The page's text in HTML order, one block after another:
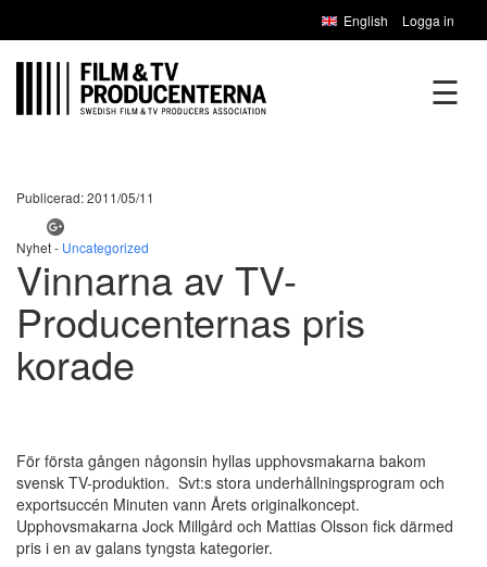
English Logga in
☰
Publicerad: 2011/05/11
Nyhet - Uncategorized
Vinnarna av TV-
Producenternas pris
korade
För första gången någonsin hyllas upphovsmakarna bakom
svensk TV-produktion. Svt:s stora underhållningsprogram och
exportsuccén Minuten vann Årets originalkoncept.
Upphovsmakarna Jock Millgård och Mattias Olsson fick därmed
pris i en av galans tyngsta kategorier.